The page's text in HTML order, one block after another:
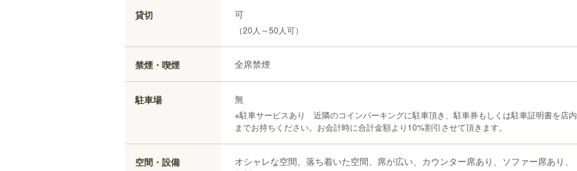
貸切 可
（20人～50人可）
禁煙・喫煙 全席禁煙
駐車場 無
※駐車サービスあり 近隣のコインパーキングに駐車頂き、駐車券もしくは駐車証明書を店内
までお持ちください。お会計時に合計金額より10%割引させて頂きます。
空間・設備
オシャレな空間、落ち着いた空間、席が広い、カウンター席あり、ソファー席あり、